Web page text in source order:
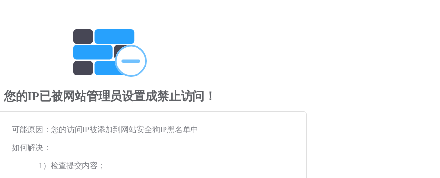
您的IP已被网站管理员设置成禁止访问！
可能原因：您的访问IP被添加到网站安全狗IP黑名单中
如何解决：
1）检查提交内容；